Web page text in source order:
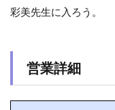
彩美先生に入ろう。
営業詳細